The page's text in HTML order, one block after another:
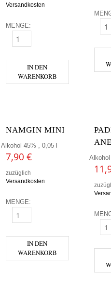
Versandkosten
MENGE:
HENDRICK'S GIN MINI 0,05L MENGE
IN DEN
WARENKORB
NAMGIN MINI
Alkohol 45% , 0,05 l
7,90 €
zuzüglich
Versandkosten
MENGE:
NAMGIN MINI MENGE
IN DEN
WARENKORB
Alkohol